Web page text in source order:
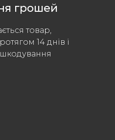
грошей
товар,
14 днів і